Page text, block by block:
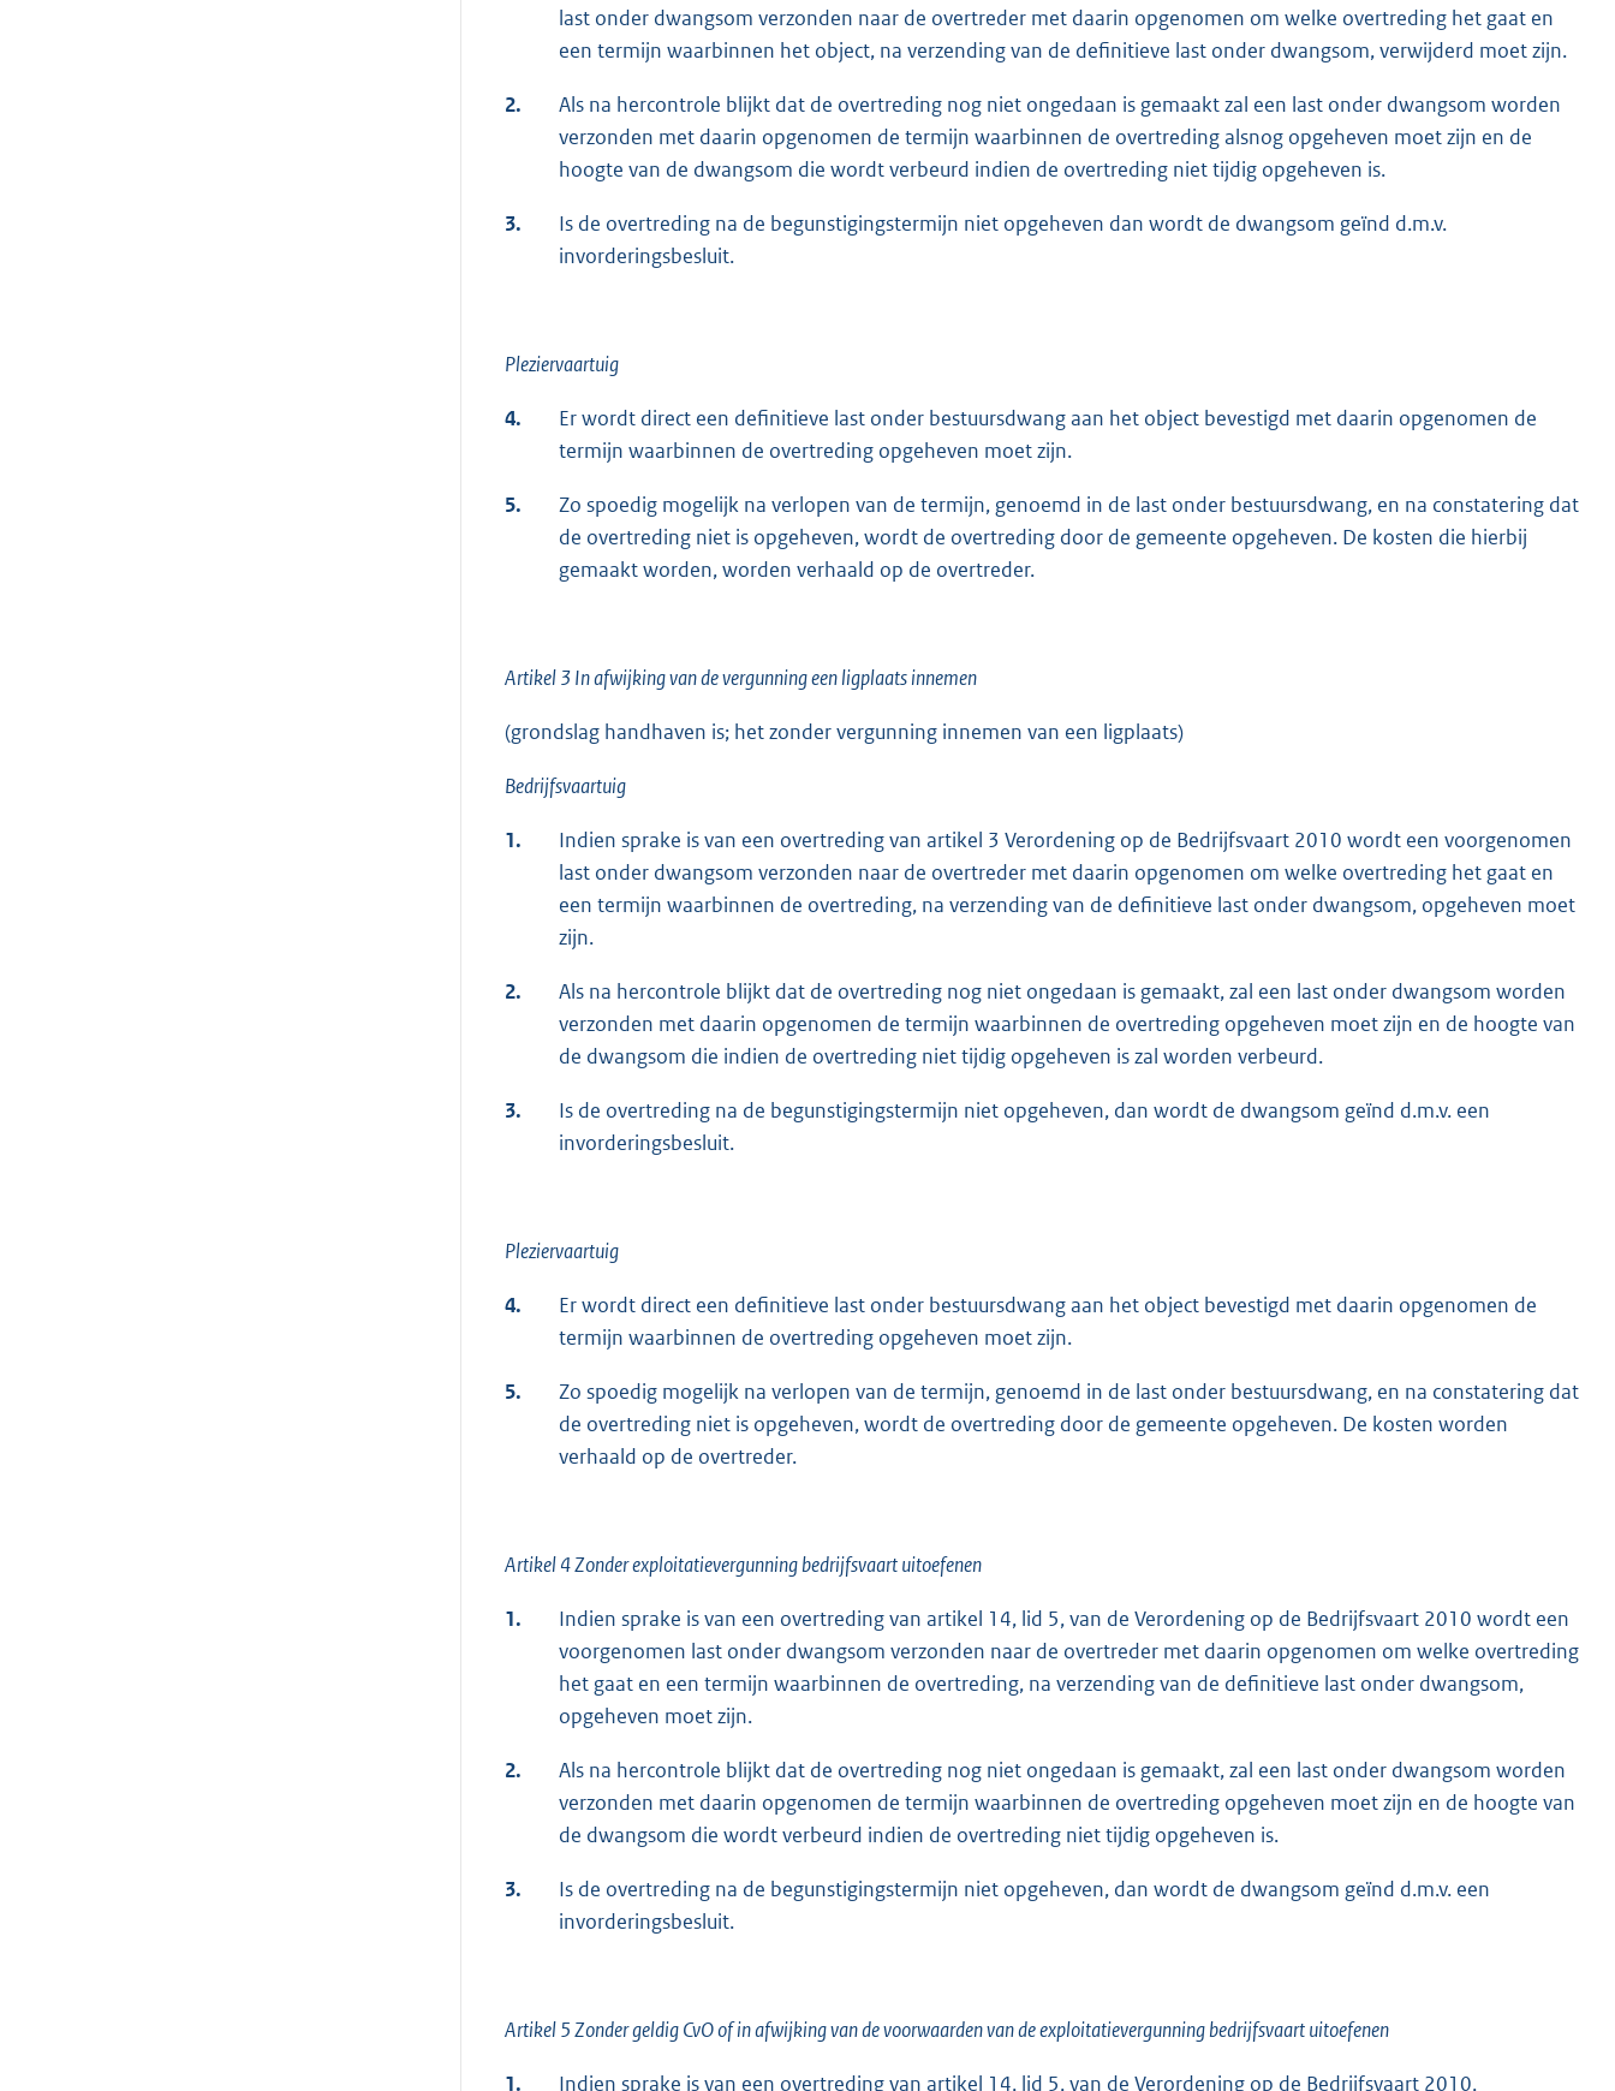
last onder dwangsom verzonden naar de overtreder met daarin opgenomen om welke overtreding het gaat en
een termijn waarbinnen het object, na verzending van de definitieve last onder dwangsom, verwijderd moet zijn.
2.
Als na hercontrole blijkt dat de overtreding nog niet ongedaan is gemaakt zal een last onder dwangsom worden
verzonden met daarin opgenomen de termijn waarbinnen de overtreding alsnog opgeheven moet zijn en de
hoogte van de dwangsom die wordt verbeurd indien de overtreding niet tijdig opgeheven is.
3.
Is de overtreding na de begunstigingstermijn niet opgeheven dan wordt de dwangsom geïnd d.m.v.
invorderingsbesluit.
Pleziervaartuig
4.
Er wordt direct een definitieve last onder bestuursdwang aan het object bevestigd met daarin opgenomen de
termijn waarbinnen de overtreding opgeheven moet zijn.
5.
Zo spoedig mogelijk na verlopen van de termijn, genoemd in de last onder bestuursdwang, en na constatering dat
de overtreding niet is opgeheven, wordt de overtreding door de gemeente opgeheven. De kosten die hierbij
gemaakt worden, worden verhaald op de overtreder.
Artikel 3 In afwijking van de vergunning een ligplaats innemen
(grondslag handhaven is; het zonder vergunning innemen van een ligplaats)
Bedrijfsvaartuig
1.
Indien sprake is van een overtreding van artikel 3 Verordening op de Bedrijfsvaart 2010 wordt een voorgenomen
last onder dwangsom verzonden naar de overtreder met daarin opgenomen om welke overtreding het gaat en
een termijn waarbinnen de overtreding, na verzending van de definitieve last onder dwangsom, opgeheven moet
zijn.
2.
Als na hercontrole blijkt dat de overtreding nog niet ongedaan is gemaakt, zal een last onder dwangsom worden
verzonden met daarin opgenomen de termijn waarbinnen de overtreding opgeheven moet zijn en de hoogte van
de dwangsom die indien de overtreding niet tijdig opgeheven is zal worden verbeurd.
3.
Is de overtreding na de begunstigingstermijn niet opgeheven, dan wordt de dwangsom geïnd d.m.v. een
invorderingsbesluit.
Pleziervaartuig
4.
Er wordt direct een definitieve last onder bestuursdwang aan het object bevestigd met daarin opgenomen de
termijn waarbinnen de overtreding opgeheven moet zijn.
5.
Zo spoedig mogelijk na verlopen van de termijn, genoemd in de last onder bestuursdwang, en na constatering dat
de overtreding niet is opgeheven, wordt de overtreding door de gemeente opgeheven. De kosten worden
verhaald op de overtreder.
Artikel 4 Zonder exploitatievergunning bedrijfsvaart uitoefenen
1.
Indien sprake is van een overtreding van artikel 14, lid 5, van de Verordening op de Bedrijfsvaart 2010 wordt een
voorgenomen last onder dwangsom verzonden naar de overtreder met daarin opgenomen om welke overtreding
het gaat en een termijn waarbinnen de overtreding, na verzending van de definitieve last onder dwangsom,
opgeheven moet zijn.
2.
Als na hercontrole blijkt dat de overtreding nog niet ongedaan is gemaakt, zal een last onder dwangsom worden
verzonden met daarin opgenomen de termijn waarbinnen de overtreding opgeheven moet zijn en de hoogte van
de dwangsom die wordt verbeurd indien de overtreding niet tijdig opgeheven is.
3.
Is de overtreding na de begunstigingstermijn niet opgeheven, dan wordt de dwangsom geïnd d.m.v. een
invorderingsbesluit.
Artikel 5 Zonder geldig CvO of in afwijking van de voorwaarden van de exploitatievergunning bedrijfsvaart uitoefenen
1.
Indien sprake is van een overtreding van artikel 14, lid 5, van de Verordening op de Bedrijfsvaart 2010,